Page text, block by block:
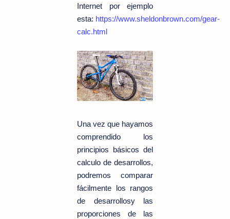
Internet por ejemplo
esta: https://www.sheldonbrown.com/gear-
calc.html
Una vez que hayamos
comprendido los
principios básicos del
calculo de desarrollos,
podremos comparar
fácilmente los rangos
de desarrollosy las
proporciones de las